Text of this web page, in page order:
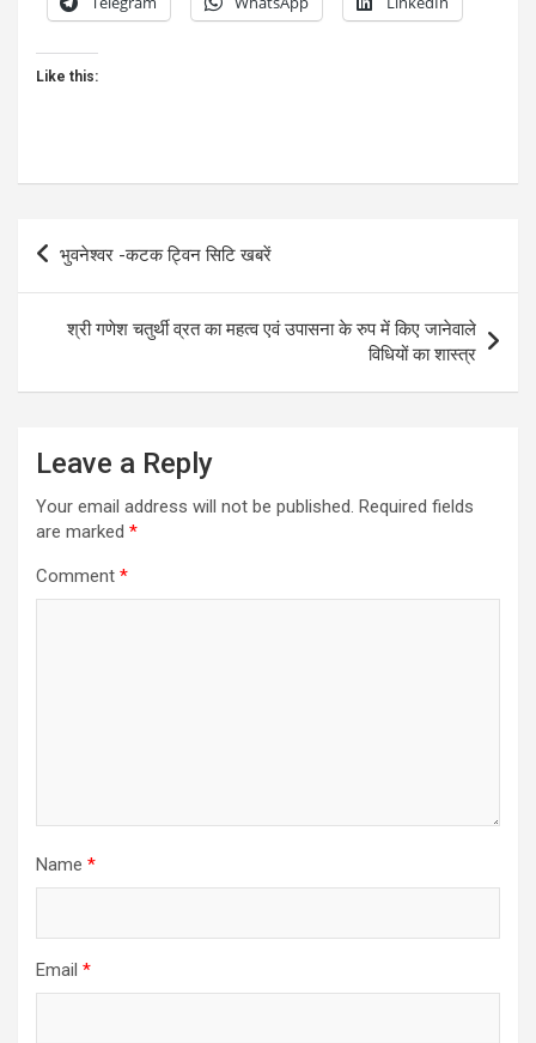
Like this:
Post
navigation
भुवनेश्वर -कटक ट्विन सिटि खबरें
श्री गणेश चतुर्थी व्रत का महत्व एवं उपासना के रुप में किए जानेवाले
विधियों का शास्त्र
Leave a Reply
Your email address will not be published. Required fields
are marked *
Comment *
Name *
Email *